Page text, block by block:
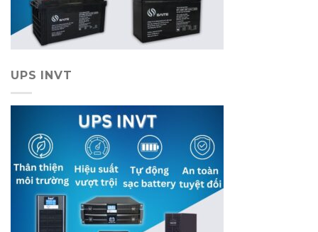
UPS INVT